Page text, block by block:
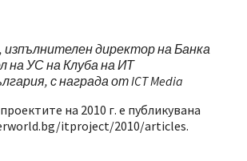
на 2010 г. е публикувана
itproject/2010/articles.